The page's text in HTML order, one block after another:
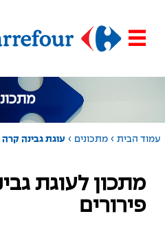
עמוד הבית › מתכונים › עוגת גבינה קרה
מתכון לעוגת
פירורים